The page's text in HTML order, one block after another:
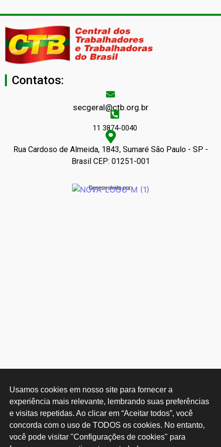
Contatos:
secgeral@ctb.org.br
11 3874-0040
Rua Cardoso de Almeida, 1843, Sumaré São Paulo - SP -
Brasil CEP: 01251-001
Desenvolvido por:
Usamos cookies em nosso site para fornecer a
experiência mais relevante, lembrando suas preferências
e visitas repetidas. Ao clicar em “Aceitar todos”, você
concorda com o uso de TODOS os cookies. No entanto,
você pode visitar "Configurações de cookies" para